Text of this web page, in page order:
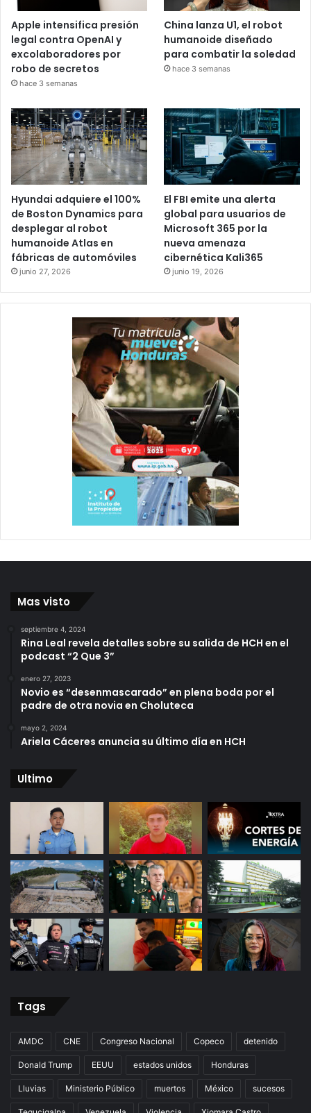
Apple intensifica presión
legal contra OpenAI y
excolaboradores por
robo de secretos
hace 3 semanas
China lanza U1, el robot
humanoide diseñado
para combatir la soledad
hace 3 semanas
Hyundai adquiere el 100%
de Boston Dynamics para
desplegar al robot
humanoide Atlas en
fábricas de automóviles
junio 27, 2026
El FBI emite una alerta
global para usuarios de
Microsoft 365 por la
nueva amenaza
cibernética Kali365
junio 19, 2026
Mas visto
septiembre 4, 2024
Rina Leal revela detalles sobre su salida de HCH en el
podcast “2 Que 3”
enero 27, 2023
Novio es “desenmascarado” en plena boda por el
padre de otra novia en Choluteca
mayo 2, 2024
Ariela Cáceres anuncia su último día en HCH
Ultimo
Tags
AMDC CNE Congreso Nacional Copeco detenido
Donald Trump EEUU estados unidos Honduras
Lluvias Ministerio Público muertos México sucesos